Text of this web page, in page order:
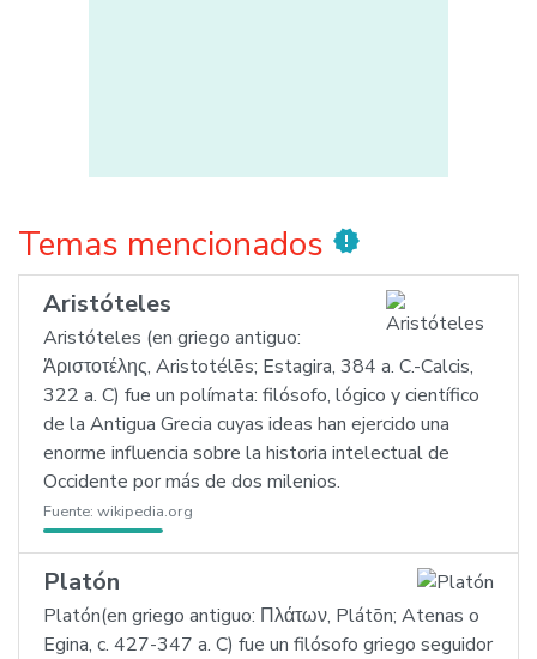
Temas mencionados new_releases
Aristóteles
Aristóteles (en griego antiguo:
Ἀριστοτέλης, Aristotélēs; Estagira, 384 a. C.-Calcis,
322 a. C) fue un polímata: filósofo, lógico y científico
de la Antigua Grecia cuyas ideas han ejercido una
enorme influencia sobre la historia intelectual de
Occidente por más de dos milenios.
Fuente: wikipedia.org
Platón
Platón(en griego antiguo: Πλάτων, Plátōn; Atenas o
Egina, c. 427-347 a. C) fue un filósofo griego seguidor